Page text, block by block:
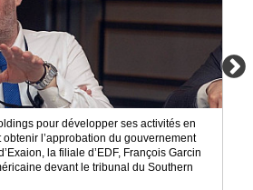
pour développer ses activités en
obtenir l’approbation du gouvernement
la filiale d’EDF, François Garcin
devant le tribunal du Southern